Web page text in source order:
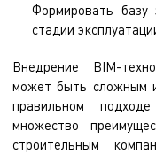
Формировать базу
стадии
Внедрение BIM-
может быть сложным
правильном
множество
строительным